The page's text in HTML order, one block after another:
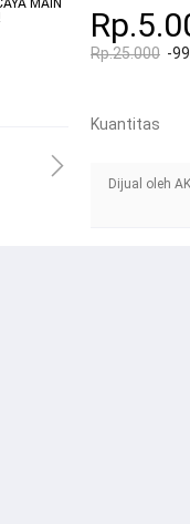
Rp.25.000 -
Kuantitas
Dijual oleh